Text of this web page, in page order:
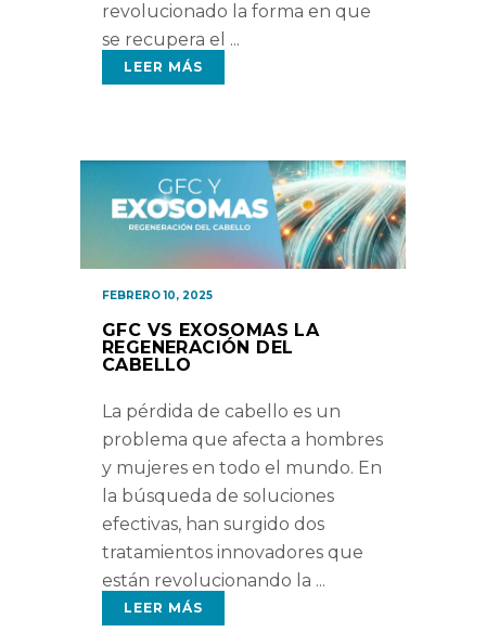
revolucionado la forma en que
se recupera el
LEER MÁS
FEBRERO 10, 2025
GFC VS EXOSOMAS LA
REGENERACIÓN DEL
CABELLO
La pérdida de cabello es un
problema que afecta a hombres
y mujeres en todo el mundo. En
la búsqueda de soluciones
efectivas, han surgido dos
tratamientos innovadores que
están revolucionando la
LEER MÁS